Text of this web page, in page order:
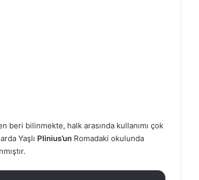
bilinmekte, halk arasında kullanımı çok
Yaşlı Plinius’un Romadaki okulunda